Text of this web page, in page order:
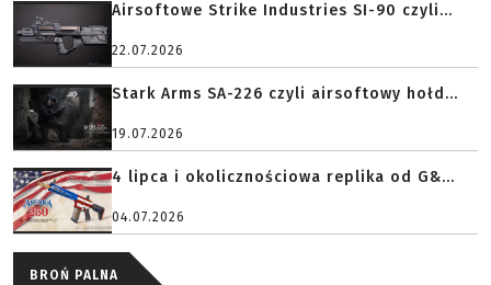
Airsoftowe Strike Industries SI-90 czyli...
22.07.2026
Stark Arms SA-226 czyli airsoftowy hołd...
19.07.2026
4 lipca i okolicznościowa replika od G&...
04.07.2026
BROŃ PALNA